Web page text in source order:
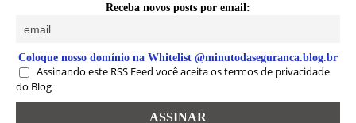
Receba novos posts por email:
Coloque nosso domínio na Whitelist @minutodaseguranca.blog.br
Assinando este RSS Feed você aceita os termos de privacidade
do Blog